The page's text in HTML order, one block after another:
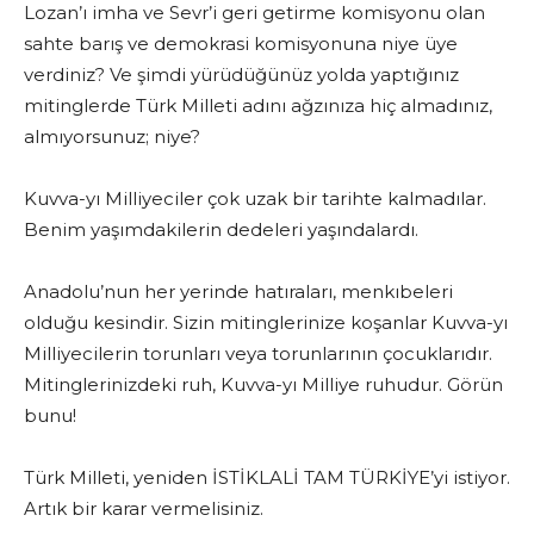
Lozan’ı imha ve Sevr’i geri getirme komisyonu olan
sahte barış ve demokrasi komisyonuna niye üye
verdiniz? Ve şimdi yürüdüğünüz yolda yaptığınız
mitinglerde Türk Milleti adını ağzınıza hiç almadınız,
almıyorsunuz; niye?
Kuvva-yı Milliyeciler çok uzak bir tarihte kalmadılar.
Benim yaşımdakilerin dedeleri yaşındalardı.
Anadolu’nun her yerinde hatıraları, menkıbeleri
olduğu kesindir. Sizin mitinglerinize koşanlar Kuvva-yı
Milliyecilerin torunları veya torunlarının çocuklarıdır.
Mitinglerinizdeki ruh, Kuvva-yı Milliye ruhudur. Görün
bunu!
Türk Milleti, yeniden İSTİKLALİ TAM TÜRKİYE’yi istiyor.
Artık bir karar vermelisiniz.